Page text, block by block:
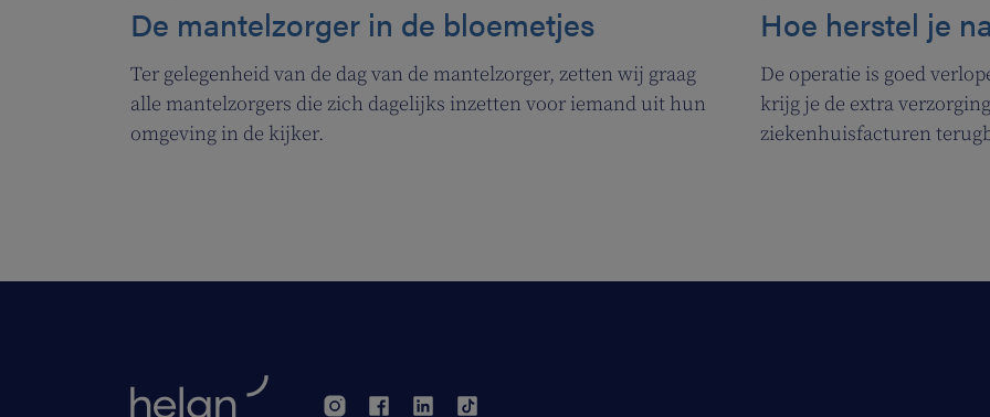
De mantelzorger in de bloemetjes
Ter gelegenheid van de dag van de mantelzorger, zetten wij graag
alle mantelzorgers die zich dagelijks inzetten voor iemand uit hun
omgeving in de kijker.
Hoe herstel je
De operatie is goed
krijg je de extra
ziekenhuisfacturen